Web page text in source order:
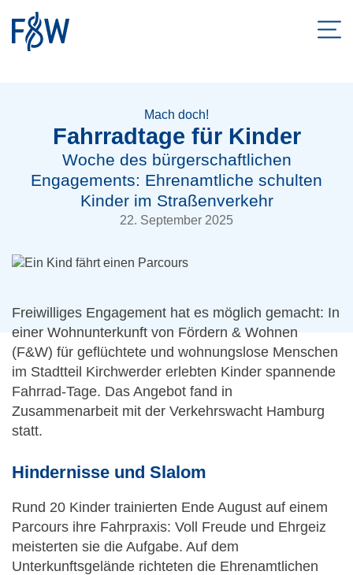
ZUR SUCHE SPRINGENMach doch!
Fahrradtage für Kinder
Woche des bürgerschaftlichen
Engagements: Ehrenamtliche schulten
Kinder im Straßenverkehr
22. September 2025
Freiwilliges Engagement hat es möglich gemacht: In
einer Wohnunterkunft von Fördern & Wohnen
(F&W) für geflüchtete und wohnungslose Menschen
im Stadtteil Kirchwerder erlebten Kinder spannende
Fahrrad-Tage. Das Angebot fand in
Zusammenarbeit mit der Verkehrswacht Hamburg
statt.
Hindernisse und Slalom
Rund 20 Kinder trainierten Ende August auf einem
Parcours ihre Fahrpraxis: Voll Freude und Ehrgeiz
meisterten sie die Aufgabe. Auf dem
Unterkunftsgelände richteten die Ehrenamtlichen